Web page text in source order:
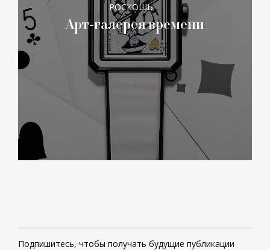
РОСКОШЬ
Арт-галерея времени
Подпишитесь, чтобы получать будущие публикации